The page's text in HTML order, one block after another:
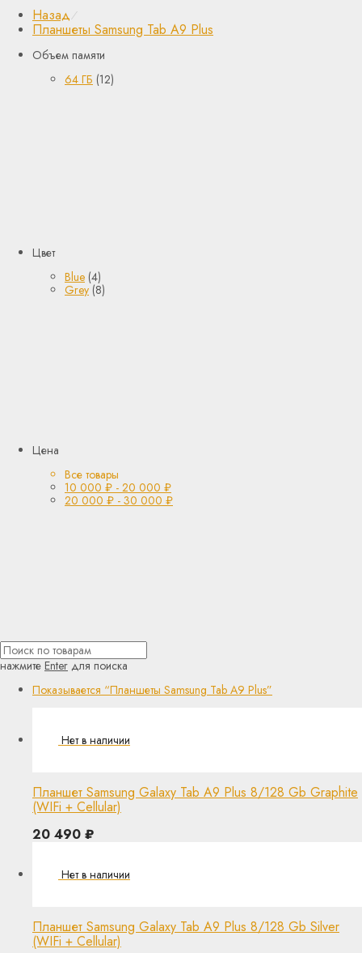
Назад⁄
Планшеты Samsung Tab A9 Plus
Объем памяти
64 ГБ (12)
Цвет
Blue (4)
Grey (8)
Цена
Все товары
10 000 ₽ - 20 000 ₽
20 000 ₽ - 30 000 ₽
нажмите Enter для поиска
Показывается “Планшеты Samsung Tab A9 Plus”
Планшет Samsung Galaxy Tab A9 Plus 8/128 Gb Graphite
(WIFi + Cellular)
20 490 ₽
Планшет Samsung Galaxy Tab A9 Plus 8/128 Gb Silver
(WIFi + Cellular)